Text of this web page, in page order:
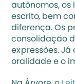
autônomos, os
escrito, bem
diferença. Os
consolidação
expressões.
oralidade e o